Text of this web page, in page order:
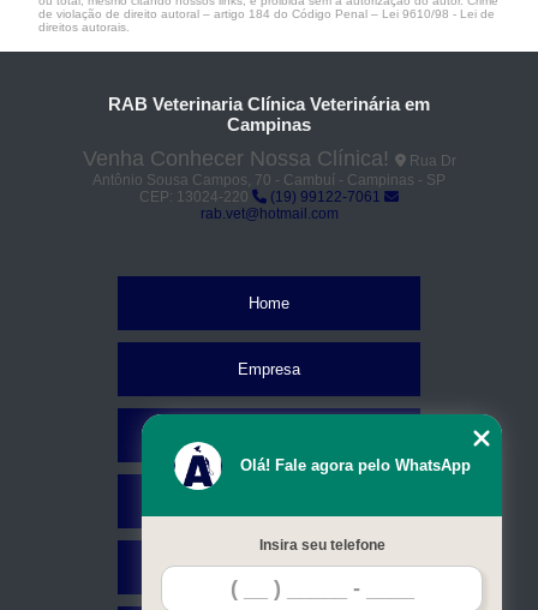
de violação de direito autoral – artigo 184 do Código Penal – Lei 9610/98 - Lei de
direitos autorais
RAB Veterinaria Clínica Veterinária em
Campinas
Venha Conhecer Nossa Clínica!
Rua Dr
Antônio Sousa Campos, 70 - Cambuí - Campinas - SP
CEP: 13024-220
(19) 99122-7061
rab.vet@hotmail.com
Home
Empresa
Contato
Olá! Fale agora pelo WhatsApp
Insira seu telefone